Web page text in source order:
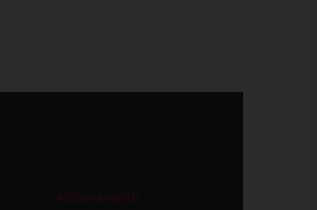
Abbonamenti